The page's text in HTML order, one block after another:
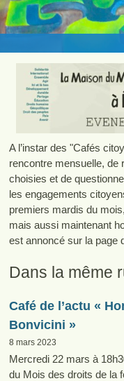
A l’instar des "Cafés
rencontre mensuelle, de
choisies et de
les engagements
premiers mardis du
mais aussi maintenant
est annoncé sur la page
Dans la même
Café de l’actu «
Bonvicini »
8 mars 2023
Mercredi 22 mars à
du Mois des droits de la